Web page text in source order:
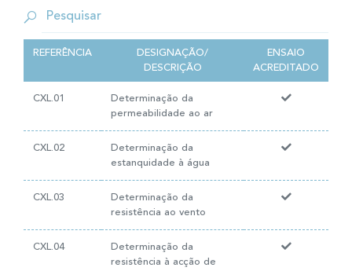
REFERÊNCIA
DESIGNAÇÃO/
DESCRIÇÃO
ENSAIO
ACREDITADO
CXL.01
Determinação da
permeabilidade ao ar
CXL.02
Determinação da
estanquidade à água
CXL.03
Determinação da
resistência ao vento
CXL.04
Determinação da
resistência à acção de